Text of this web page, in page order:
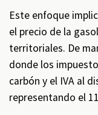
Este enfoque
el precio de la
territoriales. De
donde los
carbón y el IVA al
representando el